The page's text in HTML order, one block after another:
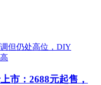
市：2688元起售，